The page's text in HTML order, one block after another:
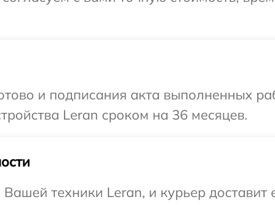
и подписания акта выполненных
Leran сроком на 36 месяцев.
техники Leran, и курьер доставит